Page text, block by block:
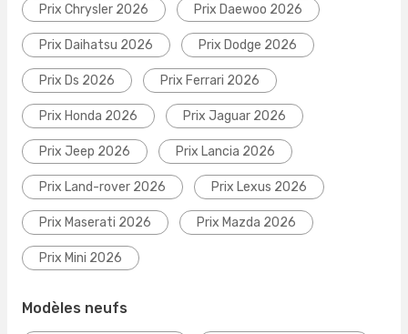
Prix Chrysler 2026 Prix Daewoo 2026
Prix Daihatsu 2026 Prix Dodge 2026
Prix Ds 2026 Prix Ferrari 2026
Prix Honda 2026 Prix Jaguar 2026
Prix Jeep 2026 Prix Lancia 2026
Prix Land-rover 2026 Prix Lexus 2026
Prix Maserati 2026 Prix Mazda 2026
Prix Mini 2026
Modèles neufs